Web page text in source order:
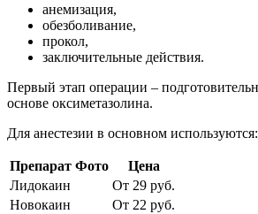
анемизация,
обезболивание,
прокол,
заключительные действия.
Первый этап операции –
основе оксиметазолина.
Для анестезии в основном используются:
Препарат Фото
Цена
Лидокаин
От 29 руб.
Новокаин
От 22 руб.